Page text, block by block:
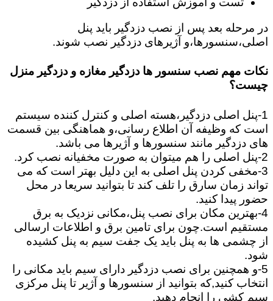
در مرحله بعد پس از نصب دزدگیر باید پنل
اصلی،سنسورها،و آژیرهای دزدگیر نصب شوند.
نکات مهم نصب سنسور ها دزدگیر مغازه و دزدگیر منزل
چیست؟
1-پنل اصلی دزدگیر،هسته اصلی و کنترل کننده سیستم
است که وظیفه آن اطلاع رسانی،و هماهنگی بین قسمت
های دزدگیر مانند سنسورها و آژیرها می باشد.
2-پنل اصلی را هم میتوان به صورت مخفیانه نصب کرد.
3-مخفی کردن پنل اصلی به این دلیل بهتر است که می
تواند زمان سارق را تلف کند تا بتوانید سریعا در محل
حضور پیدا کنید.
4-بهترین مکان برای نصب پنل،مکانی نزدیک به برق
مستقیم است.چون برای تامین برق و اطلاعات ارسالی
از چشمی ها به پنل باید یک جفت سیم به پنل کشیده
شود.
5-و همچنین برای نصب دزدگیر دارای سیم باید مکانی را
انتخاب کنید,که بتوانید از سنسورها و آژیر تا پنل مرکزی
سیم کشی را انجام دهید.